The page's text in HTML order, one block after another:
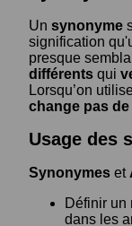
Un synonyme
signification
presque
différents qui
Lorsqu’on
change pas
Usage des
Synonymes et
Définir un
dans les